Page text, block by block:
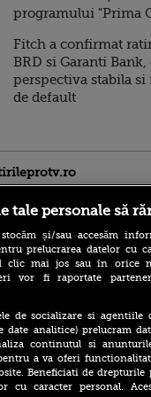
programului "Prima
Fitch a confirmat
BRD si Garanti Bank,
perspectiva stabila si
de default
este mâncarea
a lui Florin
Juratul
a vorbit despre
în bucătărie
tale personale să
și/sau accesăm
prelucrarea datelor cu
clic mai jos sau în orice
vor fi raportate
de socializare si agentiile
analitice) prelucram
continutul si
a va oferi
Beneficiati de drepturile
cu caracter personal.